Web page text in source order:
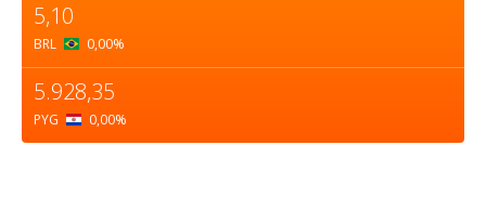
5,10
BRL 0,00%
5.928,35
PYG 0,00%